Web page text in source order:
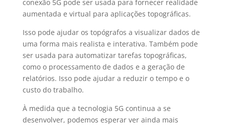
conexão 5G pode ser usada para fornecer realidade
aumentada e virtual para aplicações topográficas.
Isso pode ajudar os topógrafos a visualizar dados de
uma forma mais realista e interativa. Também pode
ser usada para automatizar tarefas topográficas,
como o processamento de dados e a geração de
relatórios. Isso pode ajudar a reduzir o tempo e o
custo do trabalho.
À medida que a tecnologia 5G continua a se
desenvolver, podemos esperar ver ainda mais